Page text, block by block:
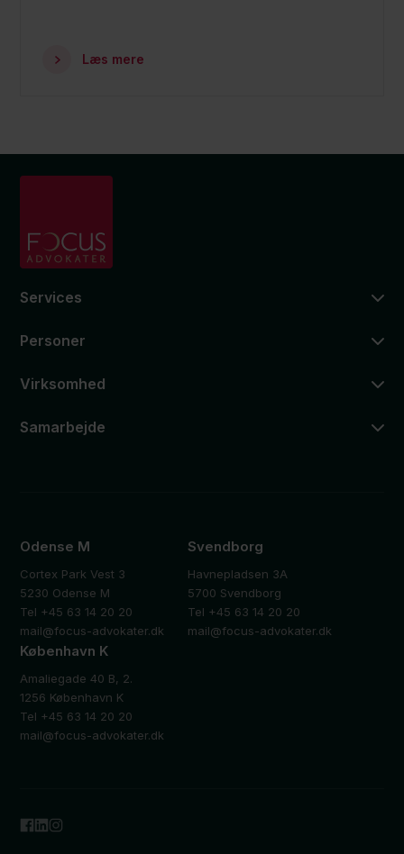
Læs mere
Services
Personer
Virksomhed
Samarbejde
Odense M
Cortex Park Vest 3
5230 Odense M
Tel +45 63 14 20 20
mail@focus-advokater.dk
Svendborg
Havnepladsen 3A
5700 Svendborg
Tel +45 63 14 20 20
mail@focus-advokater.dk
København K
Amaliegade 40 B, 2.
1256 København K
Tel +45 63 14 20 20
mail@focus-advokater.dk